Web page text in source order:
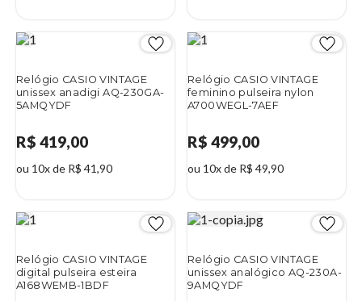
Relógio CASIO VINTAGE
unissex anadigi AQ-230GA-
5AMQYDF
R$ 419,00
ou 10x de R$ 41,90
Relógio CASIO VINTAGE
feminino pulseira nylon
A700WEGL-7AEF
R$ 499,00
ou 10x de R$ 49,90
Relógio CASIO VINTAGE
digital pulseira esteira
A168WEMB-1BDF
Relógio CASIO VINTAGE
unissex analógico AQ-230A-
9AMQYDF